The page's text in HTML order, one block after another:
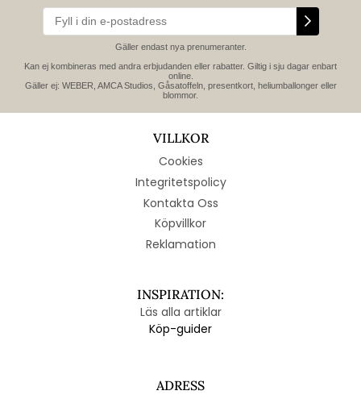
Gäller endast nya prenumeranter.
Kan ej kombineras med andra erbjudanden eller rabatter. Giltig i sju dagar enbart
online.
Gäller ej: WEBER, AMCA Studios, Gåsatoffeln, presentkort, heliumballonger eller
blommor.
VILLKOR
Cookies
Integritetspolicy
Kontakta Oss
Köpvillkor
Reklamation
INSPIRATION:
Läs alla artiklar
Köp-guider
ADRESS